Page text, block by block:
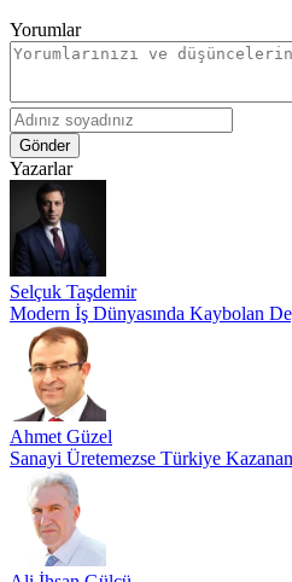
Yorumlar
Gönder
Yazarlar
Selçuk Taşdemir
Modern İş Dünyasında Kaybolan
Ahmet Güzel
Sanayi Üretemezse Türkiye